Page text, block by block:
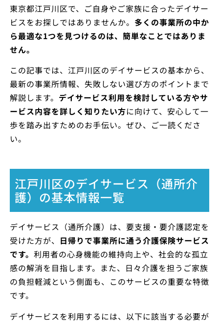
東京都江戸川区で、ご自身やご家族に合ったデイサー
ビスをお探しではありませんか。 多くの事業所の中か
ら最適な1つを見つけるのは、簡単なことではありま
せん。
この記事では、江戸川区のデイサービスの基本から、
最新の事業所情報、失敗しない選び方のポイントまで
解説します。 デイサービス利用を検討している方やサ
ービス内容を詳しく知りたい方に向けて、安心して一
歩を踏み出すためのお手伝い。ぜひ、ご一読くださ
い。
江戸川区のデイサービス（通所介
護）の基本情報一覧
デイサービス（通所介護）は、要支援・要介護認定を
受けた方が、 日帰りで事業所に通う介護保険サービス
です。 利用者の心身機能の維持向上や、社会的な孤立
感の解消を目指します。また、日々介護を担うご家族
の負担軽減という側面も、このサービスの重要な特徴
です。
デイサービスを利用するには、以下に該当する必要が